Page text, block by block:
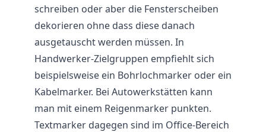
schreiben oder aber die Fensterscheiben
dekorieren ohne dass diese danach
ausgetauscht werden müssen. In
Handwerker-Zielgruppen empfiehlt sich
beispielsweise ein Bohrlochmarker oder ein
Kabelmarker. Bei Autowerkstätten kann
man mit einem Reigenmarker punkten.
Textmarker dagegen sind im Office-Bereich